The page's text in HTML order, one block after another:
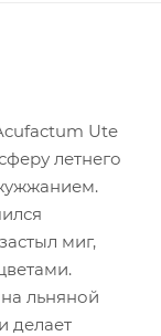
Ute
летнего
миг,
льняной
делает